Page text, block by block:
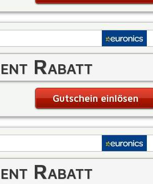
Rabatt
Gutschein einlösen
Rabatt